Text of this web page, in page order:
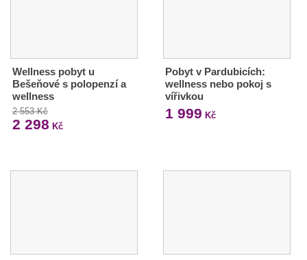
Wellness pobyt u
Bešeňové s polopenzí a
wellness
2 553 Kč
2 298 Kč
Pobyt v Pardubicích:
wellness nebo pokoj s
vířivkou
1 999 Kč